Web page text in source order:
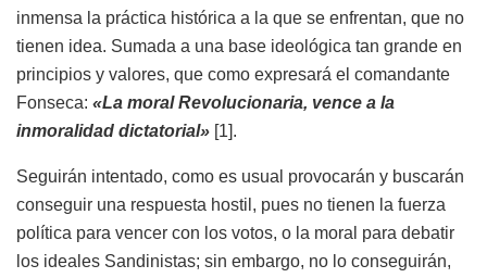
inmensa la práctica histórica a la que se enfrentan, que no
tienen idea. Sumada a una base ideológica tan grande en
principios y valores, que como expresará el comandante
Fonseca: «La moral Revolucionaria, vence a la
inmoralidad dictatorial» [1].
Seguirán intentado, como es usual provocarán y buscarán
conseguir una respuesta hostil, pues no tienen la fuerza
política para vencer con los votos, o la moral para debatir
los ideales Sandinistas; sin embargo, no lo conseguirán,